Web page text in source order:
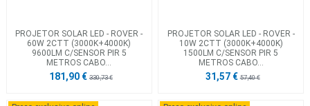
PROJETOR SOLAR LED - ROVER -
60W 2CTT (3000K+4000K)
9600LM C/SENSOR PIR 5
METROS CABO...
181,90 € 330,73 €
PROJETOR SOLAR LED - ROVER -
10W 2CTT (3000K+4000K)
1500LM C/SENSOR PIR 5
METROS CABO...
31,57 €57,40 €